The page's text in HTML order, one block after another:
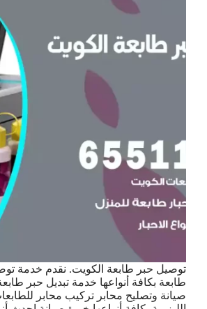
توصيل حبر طابعة الكويت. نقدم خدمة
طابعة بكافة أنواعها خدمة تبديل حبر طابعة
صيانة وتصليح محابر تركيب محابر